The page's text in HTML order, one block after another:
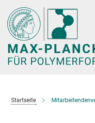
Hauptinhalt
Startseite